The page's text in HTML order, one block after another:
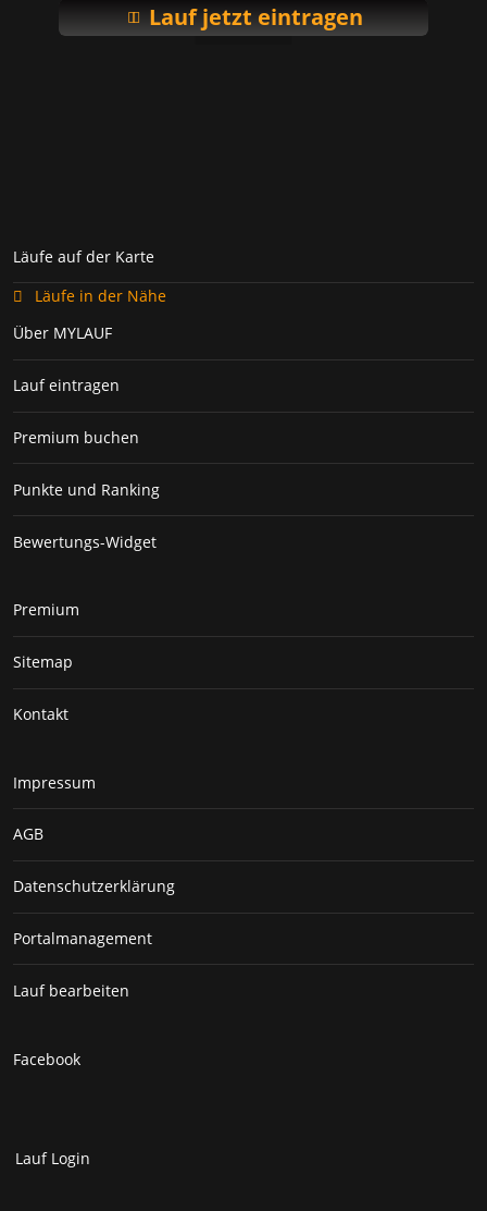
Lauf jetzt eintragen
Läufe auf der Karte
Läufe in der Nähe
Über MYLAUF
Lauf eintragen
Premium buchen
Punkte und Ranking
Bewertungs-Widget
Premium
Sitemap
Kontakt
Impressum
AGB
Datenschutzerklärung
Portalmanagement
Lauf bearbeiten
Facebook
Lauf Login